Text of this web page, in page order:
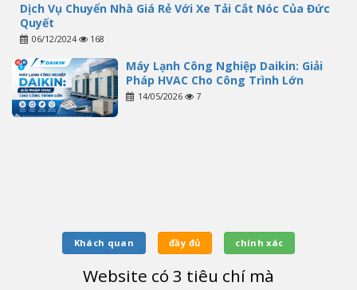
Dịch Vụ Chuyển Nhà Giá Rẻ Với Xe Tải Cắt Nóc Của Đức
Quyết
06/12/2024 168
Máy Lạnh Công Nghiệp Daikin: Giải
Pháp HVAC Cho Công Trình Lớn
14/05/2026 7
Khách quan đầy đủ chính xác
Website có 3 tiêu chí mà